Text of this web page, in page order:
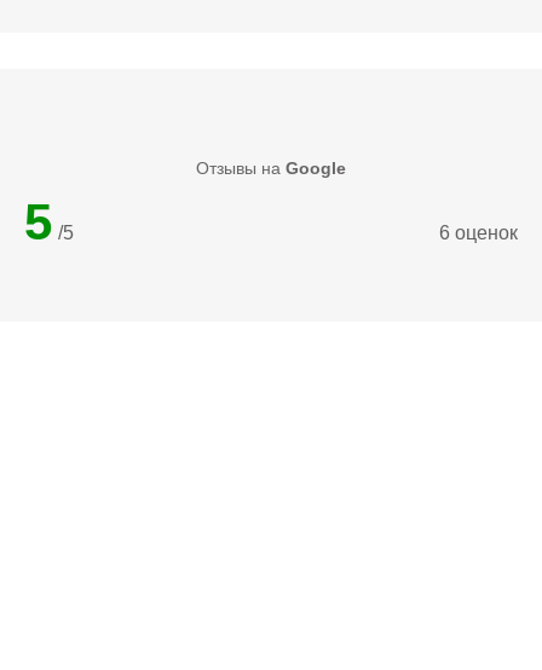
Отзывы на Google
5 /5 6 оценок